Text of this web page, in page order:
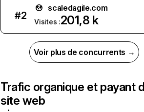
#2
scaledagile.com
Visites :201,8 k
Voir plus de concurrents →
Trafic organique et payant
site web